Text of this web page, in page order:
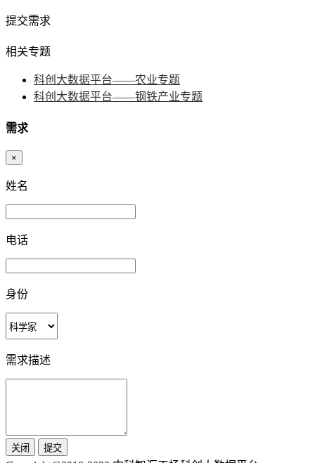
提交需求
相关专题
科创大数据平台——农业专题
科创大数据平台——钢铁产业专题
需求
×
姓名
电话
身份
需求描述
关闭 提交